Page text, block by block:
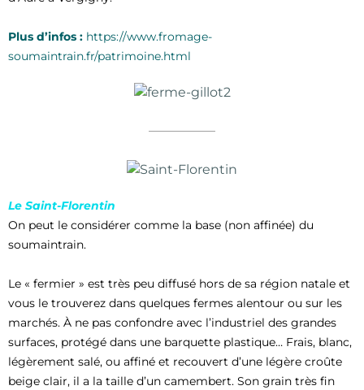
Plus d’infos : https://www.fromage-
soumaintrain.fr/patrimoine.html
Le Saint-Florentin
On peut le considérer comme la base (non affinée) du
soumaintrain.
Le « fermier » est très peu diffusé hors de sa région natale et
vous le trouverez dans quelques fermes alentour ou sur les
marchés. À ne pas confondre avec l’industriel des grandes
surfaces, protégé dans une barquette plastique… Frais, blanc,
légèrement salé, ou affiné et recouvert d’une légère croûte
beige clair, il a la taille d’un camembert. Son grain très fin